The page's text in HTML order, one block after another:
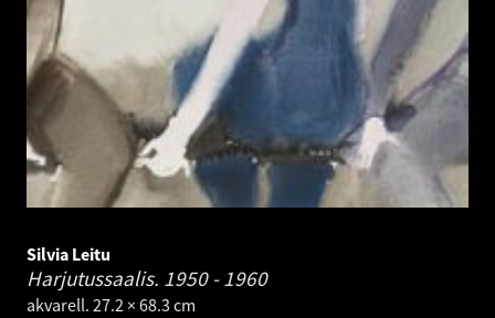
Silvia Leitu
Harjutussaalis. 1950 - 1960
akvarell. 27.2 × 68.3 cm